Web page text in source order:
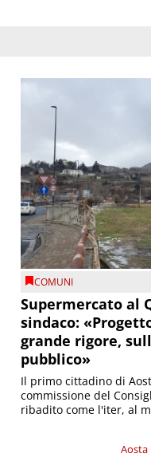
COMUNI
Supermercato al
sindaco:
grande rigore,
pubblico»
Aosta
Il primo cittadino di
commissione del
ribadito come l'iter, al